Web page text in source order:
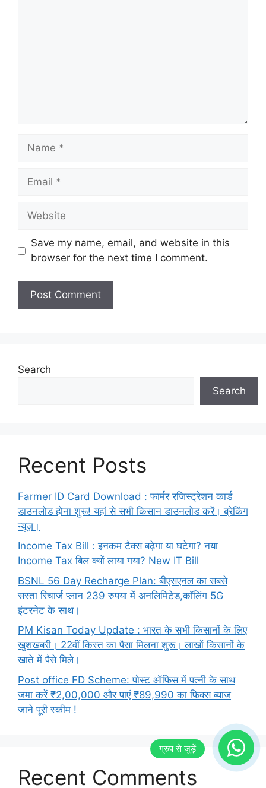
Name
Email
Website
Save my name, email, and website in this
browser for the next time I comment.
Search
Search
Recent Posts
Farmer ID Card Download : फार्मर रजिस्ट्रेशन कार्ड
डाउनलोड होना शुरू! यहां से सभी किसान डाउनलोड करें। ब्रेकिंग
न्यूज़।
Income Tax Bill : इनकम टैक्स बढ़ेगा या घटेगा? नया
Income Tax बिल क्यों लाया गया? New IT Bill
BSNL 56 Day Recharge Plan: बीएसएनल का सबसे
सस्ता रिचार्ज प्लान 239 रुपया में अनलिमिटेड,कॉलिंग 5G
इंटरनेट के साथ।
PM Kisan Today Update : भारत के सभी किसानों के लिए
खुशखबरी। 22वीं किस्त का पैसा मिलना शुरू। लाखों किसानों के
खाते में पैसे मिले।
Post office FD Scheme: पोस्ट ऑफिस में पत्नी के साथ
जमा करें ₹2,00,000 और पाएं ₹89,990 का फिक्स ब्याज
जाने पूरी स्कीम !
Recent Comments